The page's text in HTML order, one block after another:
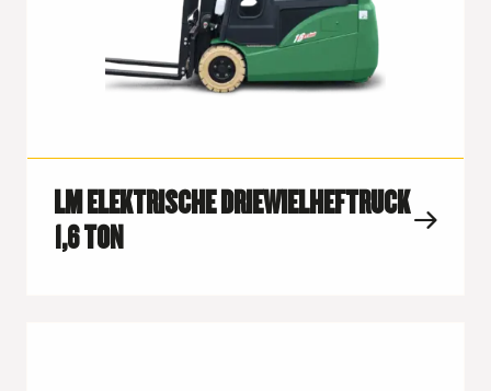
LM ELEKTRISCHE DRIEWIELHEFTRUCK
1,6 TON